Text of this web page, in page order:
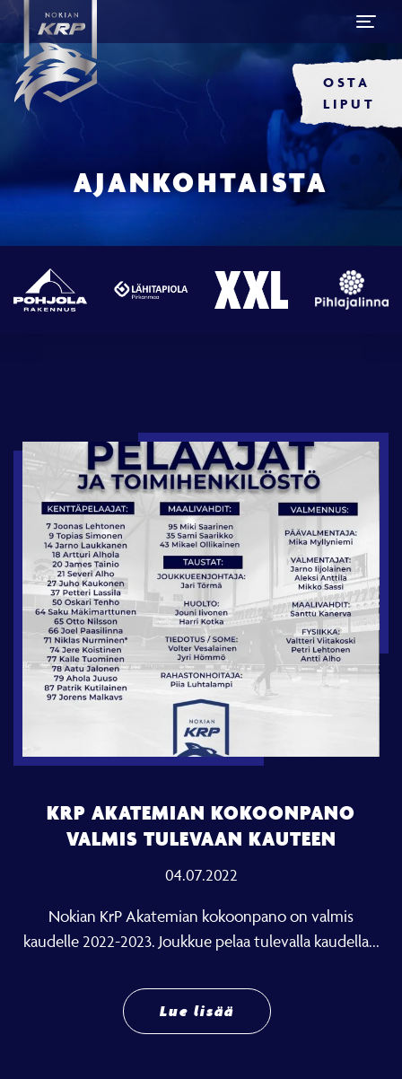
OSTA
LIPUT
AJANKOHTAISTA
KRP AKATEMIAN KOKOONPANO
VALMIS TULEVAAN KAUTEEN
04.07.2022
Nokian KrP Akatemian kokoonpano on valmis
kaudelle 2022-2023. Joukkue pelaa tulevalla kaudella...
Lue lisää